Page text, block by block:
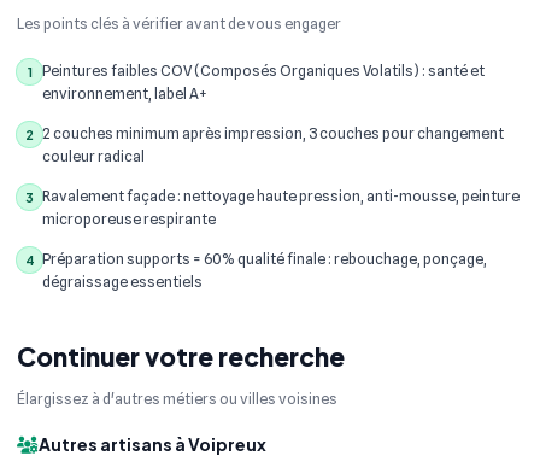
Les points clés à vérifier avant de vous engager
1
Peintures faibles COV (Composés Organiques Volatils) : santé et
environnement, label A+
2
2 couches minimum après impression, 3 couches pour changement
couleur radical
3
Ravalement façade : nettoyage haute pression, anti-mousse, peinture
microporeuse respirante
4 Préparation supports = 60% qualité finale : rebouchage, ponçage,
dégraissage essentiels
Continuer votre recherche
Élargissez à d'autres métiers ou villes voisines
Autres artisans à Voipreux